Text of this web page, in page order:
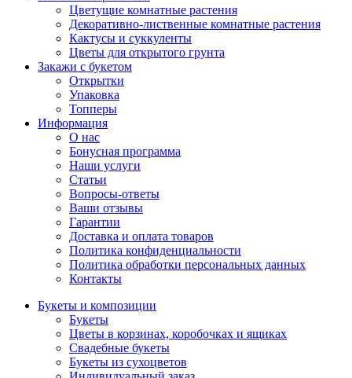
Цветущие комнатные растения
Декоративно-лиственные комнатные растения
Кактусы и суккуленты
Цветы для открытого грунта
Закажи с букетом
Открытки
Упаковка
Топперы
Информация
О нас
Бонусная программа
Наши услуги
Статьи
Вопросы-ответы
Ваши отзывы
Гарантии
Доставка и оплата товаров
Политика конфиденциальности
Политика обработки персональных данных
Контакты
Букеты и композиции
Букеты
Цветы в корзинах, коробочках и ящиках
Свадебные букеты
Букеты из сухоцветов